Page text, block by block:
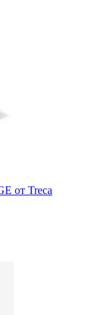
от Treca